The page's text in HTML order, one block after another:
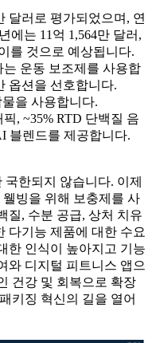
달러로 평가되었으며, 연
에는 11억 1,564만 달러,
를 것으로 예상됩니다.
는 운동 보조제를 사용합
옵션을 선호합니다.
을 사용합니다.
, ~35% RTD 단백질 음
블렌드를 제공합니다.
한되지 않습니다. 이제
빙을 위해 보충제를 사
질, 수분 공급, 상처 치유
다기능 제품에 대한 수요
한 인식이 높아지고 기능
와 디지털 피트니스 앱으
건강 및 회복으로 확장
키징 혁신의 길을 열어